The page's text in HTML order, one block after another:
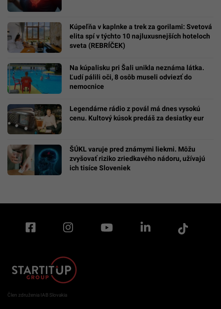
Kúpeľňa v kaplnke a trek za gorilami: Svetová
elita spí v týchto 10 najluxusnejších hoteloch
sveta (REBRÍČEK)
Na kúpalisku pri Šali unikla neznáma látka.
Ľudí pálili oči, 8 osôb museli odviezť do
nemocnice
Legendárne rádio z povál má dnes vysokú
cenu. Kultový kúsok predáš za desiatky eur
ŠÚKL varuje pred známymi liekmi. Môžu
zvyšovať riziko zriedkavého nádoru, užívajú
ich tisíce Sloveniek
Člen združenia IAB Slovakia